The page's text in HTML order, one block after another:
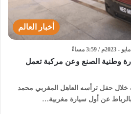
أخبار العالم
وطنية الصنع وعن مركبة تعمل
حفل ترأسه العاهل المغربي محمد
عن أول سيارة مغربية…